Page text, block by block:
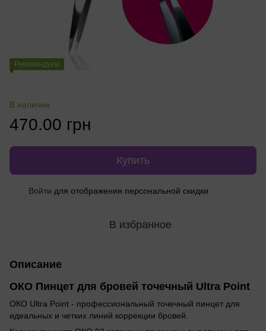
Рекомендуем
В наличии
470.00 грн
Купить
Войти для отображения персональной скидки
В избранное
Описание
ОКО Пинцет для бровей точечный Ultra Point
ОКО Ultra Point - профессиональный точечный пинцет для
идеальных и четких линий коррекции бровей.